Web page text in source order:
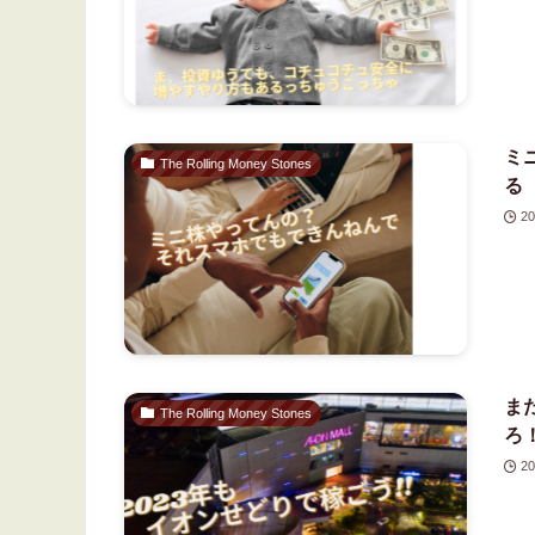
The Rolling Money Stones
ミ
る
The Rolling Money Stones
ま
ろ